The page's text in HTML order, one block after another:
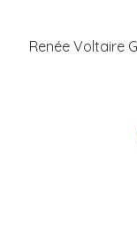
Renée Voltaire